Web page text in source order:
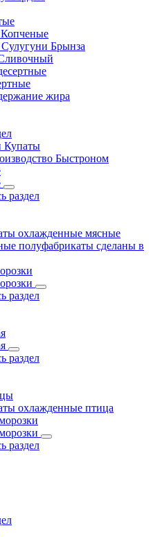
Брынза
жира
Купаты
Быстроном
раздел
охлажденные мясные
полуфабрикаты сделаны в
раздел
раздел
охлажденные птица
раздел